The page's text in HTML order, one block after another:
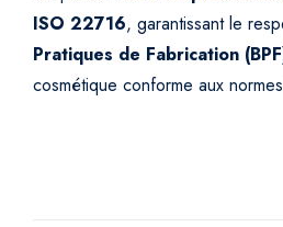
ISO 22716, garantissant le
Pratiques de Fabrication
cosmétique conforme aux